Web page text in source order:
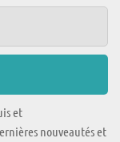
et
nouveautés et